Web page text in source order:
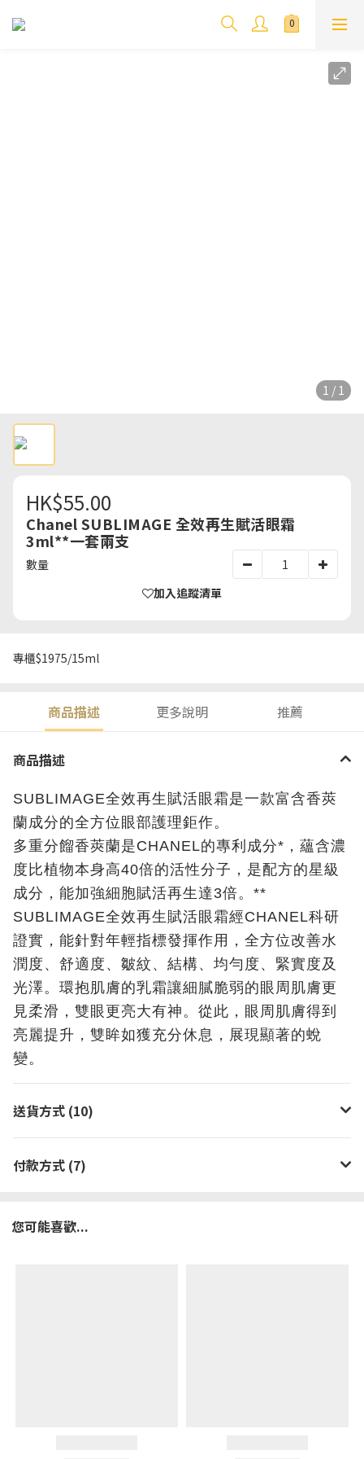
1 / 1
HK$55.00
Chanel SUBLIMAGE 全效再生賦活眼霜
3ml**一套兩支
數量
加入追蹤清單
專櫃$1975/15ml
商品描述 更多說明 推薦
商品描述
SUBLIMAGE全效再生賦活眼霜是一款富含香莢
蘭成分的全方位眼部護理鉅作。
多重分餾香莢蘭是CHANEL的專利成分*，蘊含濃
度比植物本身高40倍的活性分子，是配方的星級
成分，能加強細胞賦活再生達3倍。**
SUBLIMAGE全效再生賦活眼霜經CHANEL科研
證實，能針對年輕指標發揮作用，全方位改善水
潤度、舒適度、皺紋、結構、均勻度、緊實度及
光澤。環抱肌膚的乳霜讓細膩脆弱的眼周肌膚更
見柔滑，雙眼更亮大有神。從此，眼周肌膚得到
亮麗提升，雙眸如獲充分休息，展現顯著的蛻
變。
送貨方式 (10)
付款方式 (7)
您可能喜歡...